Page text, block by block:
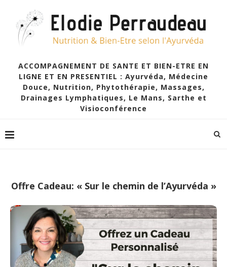
ACCOMPAGNEMENT DE SANTE ET BIEN-ETRE EN
LIGNE ET EN PRESENTIEL : Ayurvéda, Médecine
Douce, Nutrition, Phytothérapie, Massages,
Drainages Lymphatiques, Le Mans, Sarthe et
Visioconférence
Offre Cadeau: « Sur le chemin de l’Ayurvéda »